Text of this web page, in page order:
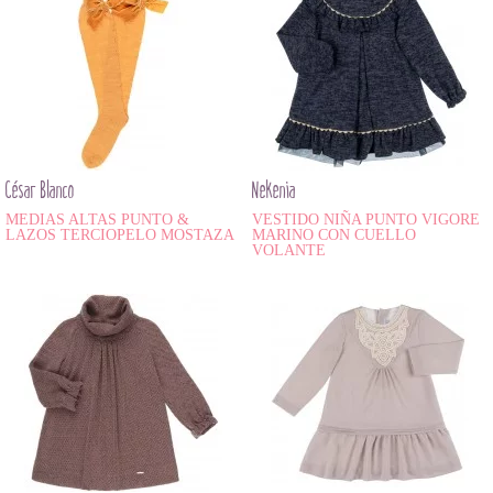
César Blanco
MEDIAS ALTAS PUNTO &
LAZOS TERCIOPELO MOSTAZA
Nekenia
VESTIDO NIÑA PUNTO VIGORE
MARINO CON CUELLO
VOLANTE